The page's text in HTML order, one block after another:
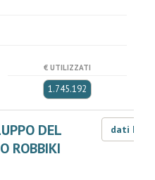
€ UTILIZZATI
1.745.192
DEL
ROBBIKI
dati LOD